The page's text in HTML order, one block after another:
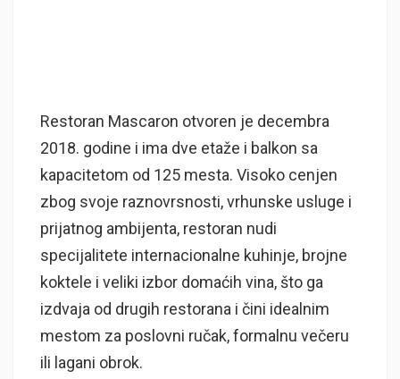
Restoran Mascaron otvoren je decembra
2018. godine i ima dve etaže i balkon sa
kapacitetom od 125 mesta. Visoko cenjen
zbog svoje raznovrsnosti, vrhunske usluge i
prijatnog ambijenta, restoran nudi
specijalitete internacionalne kuhinje, brojne
koktele i veliki izbor domaćih vina, što ga
izdvaja od drugih restorana i čini idealnim
mestom za poslovni ručak, formalnu večeru
ili lagani obrok.